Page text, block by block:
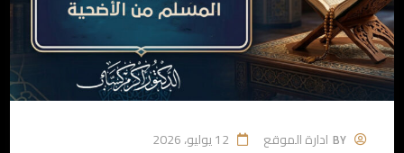
BY ادارة الموقع 12 يوليو، 2026